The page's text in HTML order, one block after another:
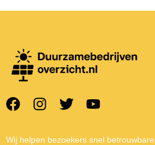
Wij helpen bezoekers snel